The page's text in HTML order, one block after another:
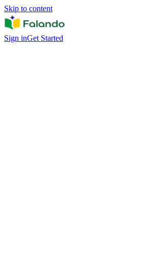
Skip to content
Sign inGet Started